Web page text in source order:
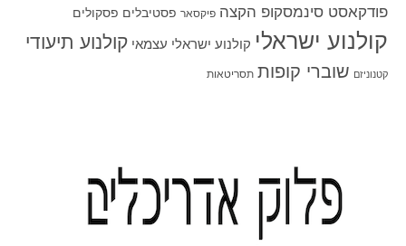
פודקאסט סינמסקופ הקצה פיקסאר פסטיבלים פסקולים
קולנוע ישראלי קולנוע ישראלי עצמאי קולנוע תיעודי
קטנוניזם שוברי קופות תסריטאות